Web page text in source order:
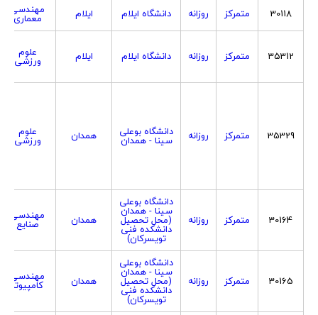
30118 متمرکز روزانه دانشگاه ایلام ایلام مهندسی
معماری
35312 متمرکز روزانه دانشگاه ایلام ایلام علوم
ورزشی
35329 متمرکز روزانه دانشگاه بوعلی
سینا - همدان همدان علوم
ورزشی
30164 متمرکز روزانه
دانشگاه بوعلی
سینا - همدان
(محل تحصیل
دانشکده فنی
تویسرکان)
همدان مهندسی
صنایع
30165 متمرکز روزانه
دانشگاه بوعلی
سینا - همدان
(محل تحصیل
دانشکده فنی
تویسرکان)
همدان مهندسی
کامپیوتر